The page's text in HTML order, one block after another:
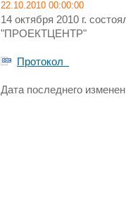
22.10.2010 00:00:00
14 октября 2010 г.
"ПРОЕКТЦЕНТР"
Протокол
Дата последнего